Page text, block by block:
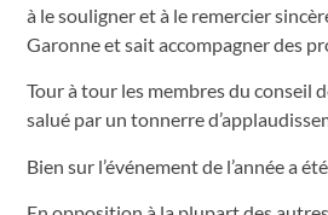
à le souligner et à le remercier
Garonne et sait accompagner des
Tour à tour les membres du conseil
salué par un tonnerre
Bien sur l’événement de l’année a